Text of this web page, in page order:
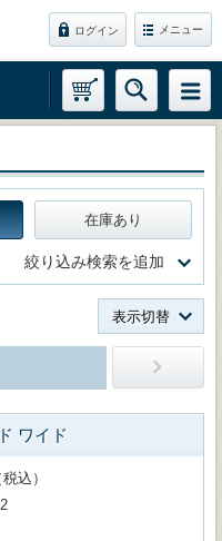
ログイン メニュー
在庫あり
絞り込み検索を追加
表示切替
ワイド
込）